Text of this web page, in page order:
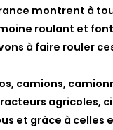
montrent à
roulant et
à faire rouler
camions,
agricoles,
et grâce à celles